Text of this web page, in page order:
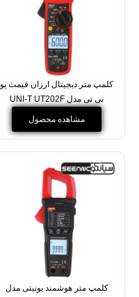
کلمپ متر دیجیتال ارزان قیمت یو
نی تی مدل UNI-T UT202F
مشاهده محصول
کلمپ متر هوشمند یونیتی مدل